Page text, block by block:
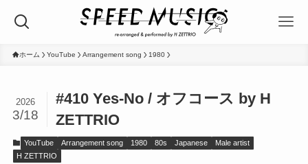
ホーム YouTube Arrangement song 1980
#410 Yes-No / オフコース by H
ZETTRIO
2026
3/18
YouTube Arrangement song 1980 80s Japanese
Male artist
H ZETTRIO